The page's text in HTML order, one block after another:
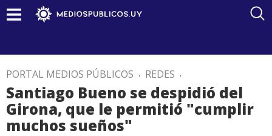
PORTAL MEDIOS PÚBLICOS . REDES .
Santiago Bueno se despidió del
Girona, que le permitió "cumplir
muchos sueños"